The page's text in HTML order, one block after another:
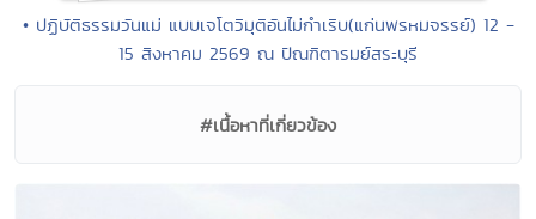
• ปฏิบัติธรรมวันแม่ แบบเจโตวิมุติอันไม่กำเริบ(แก่นพรหมจรรย์) 12 -
15 สิงหาคม 2569 ณ ปัณฑิตารมย์สระบุรี
#เนื้อหาที่เกี่ยวข้อง